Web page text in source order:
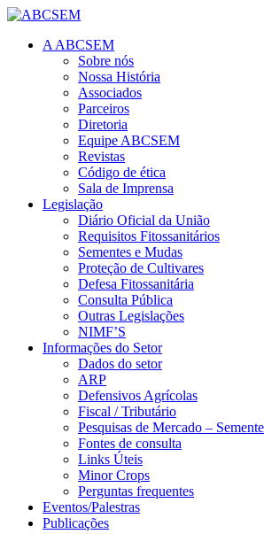
A ABCSEM
Sobre nós
Nossa História
Associados
Parceiros
Diretoria
Equipe ABCSEM
Revistas
Código de ética
Sala de Imprensa
Legislação
Diário Oficial da União
Requisitos Fitossanitários
Sementes e Mudas
Proteção de Cultivares
Defesa Fitossanitária
Consulta Pública
Outras Legislações
NIMF’S
Informações do Setor
Dados do setor
ARP
Defensivos Agrícolas
Fiscal / Tributário
Pesquisas de Mercado –
Fontes de consulta
Links Úteis
Minor Crops
Perguntas frequentes
Eventos/Palestras
Publicações